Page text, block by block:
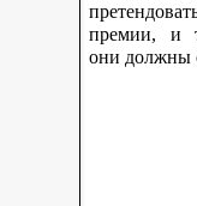
премии, и
они должны